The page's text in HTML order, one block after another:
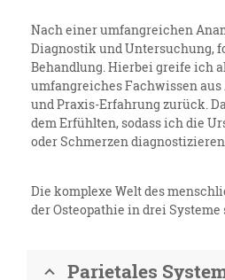
Nach einer umfangreichen
Diagnostik und Untersuchung,
Behandlung. Hierbei greife ich
umfangreiches Fachwissen
und Praxis-Erfahrung zurück.
dem Erfühlten, sodass ich die
oder Schmerzen
Die komplexe Welt des
der Osteopathie in drei
Parietales